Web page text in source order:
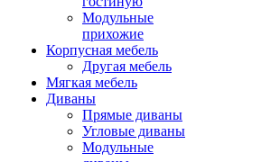
Модульные
прихожие
Корпусная мебель
Другая мебель
Мягкая мебель
Диваны
Прямые диваны
Угловые диваны
Модульные